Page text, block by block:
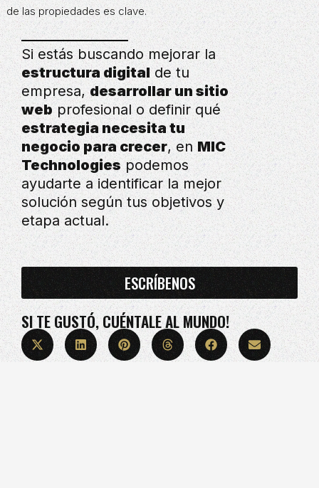
de las propiedades es clave.
Si estás buscando mejorar la
estructura digitalde tu
empresa,desarrollar un sitio
webprofesional o definir qué
estrategia necesita tu
negocio para crecer, enMIC
Technologies podemos
ayudarte a identificar la mejor
solución según tus objetivos y
etapa actual.
ESCRÍBENOS
SI TE GUSTÓ, CUÉNTALE AL MUNDO!